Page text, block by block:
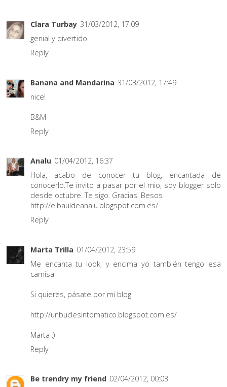
Clara Turbay 31/03/2012, 17:09
genial y divertido.
Reply
Banana and Mandarina 31/03/2012, 17:49
nice!
B&M
Reply
Analu 01/04/2012, 16:37
Hola, acabo de conocer tu blog, encantada de
conocerlo.Te invito a pasar por el mio, soy blogger solo
desde octubre. Te sigo. Gracias. Besos
http://elbauldeanalu.blogspot.com.es/
Reply
Marta Trilla 01/04/2012, 23:59
Me encanta tu look, y encima yo también tengo esa
camisa
Si quieres, pásate por mi blog
http://unbuclesintomatico.blogspot.com.es/
Marta :)
Reply
Be trendry my friend 02/04/2012, 00:03